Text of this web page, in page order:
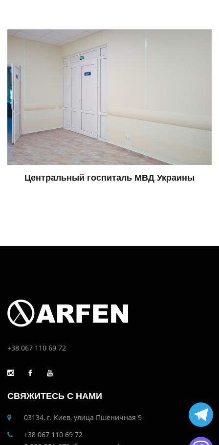
Центральный госпиталь МВД Украины
+38 067 110 69 72
СВЯЖИТЕСЬ С НАМИ
03134, г. Киев, улица Пшеничная 9
+38 067 110 69 72